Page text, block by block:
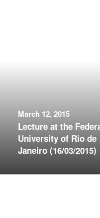
March 12, 2015
Lecture at the
University of Rio de
Janeiro (16/03/2015)